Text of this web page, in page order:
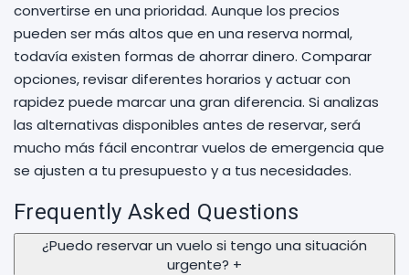
convertirse en una prioridad. Aunque los precios
pueden ser más altos que en una reserva normal,
todavía existen formas de ahorrar dinero. Comparar
opciones, revisar diferentes horarios y actuar con
rapidez puede marcar una gran diferencia. Si analizas
las alternativas disponibles antes de reservar, será
mucho más fácil encontrar vuelos de emergencia que
se ajusten a tu presupuesto y a tus necesidades.
Frequently Asked Questions
¿Puedo reservar un vuelo si tengo una situación
urgente? +